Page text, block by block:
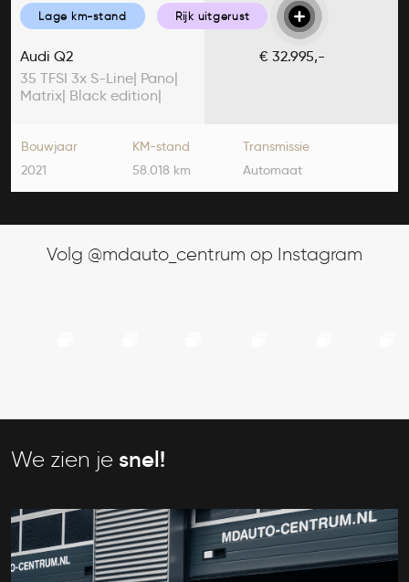
Lage km-stand Rijk uitgerust
Audi Q2
35 TFSI 3x S-Line| Pano|
Matrix| Black edition|
€ 32.995,-
Bouwjaar
2021
KM-stand
58.018 km
Transmissie
Automaat
Volg @mdauto_centrum op Instagram
We zien je snel!